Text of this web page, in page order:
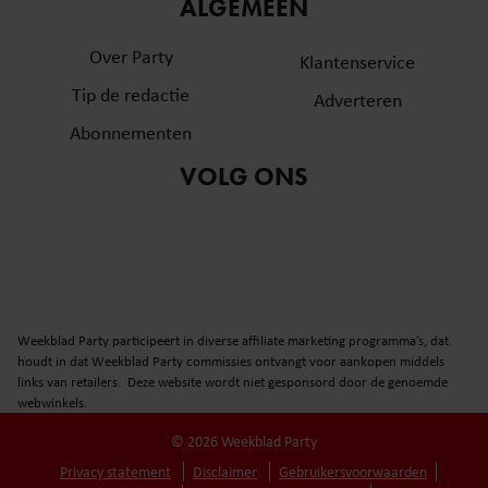
partners kunnen deze gegevens combineren met andere
verzameld op basis van uw gebruik van hun services. U
gaat akkoord met onze cookies als u onze website blijft
ALGEMEEN
Over Party
Tip de redactie
Abonnementen
Klantenservice
Adverteren
VOLG ONS
Weekblad Party participeert in diverse affiliate marketing programma’s, dat
houdt in dat Weekblad Party commissies ontvangt voor aankopen middels
links van retailers. Deze website wordt niet gesponsord door de genoemde
webwinkels.
© 2026 Weekblad Party
Privacy statement
Disclaimer
Gebruikersvoorwaarden